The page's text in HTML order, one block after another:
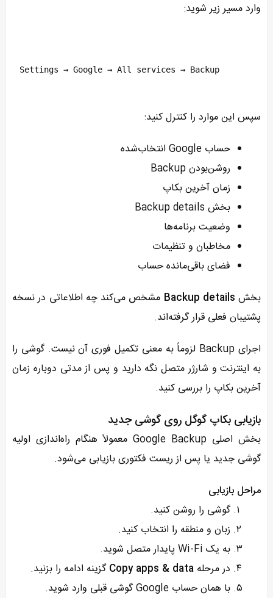
وارد مسیر زیر شوید:
Settings → Google → All services → Backup
سپس این موارد را کنترل کنید:
حساب Google انتخاب‌شده
روشن‌بودن Backup
زمان آخرین بکاپ
بخش Backup details
وضعیت برنامه‌ها
مخاطبان و تنظیمات
فضای باقی‌مانده حساب
بخش Backup details مشخص می‌کند چه اطلاعاتی در نسخه
پشتیبان فعلی قرار گرفته‌اند.
اجرای Backup لزوماً به معنی تکمیل فوری آن نیست. گوشی را
به اینترنت و شارژر متصل نگه دارید و پس از مدتی دوباره زمان
آخرین بکاپ را بررسی کنید.
بازیابی بکاپ گوگل روی گوشی جدید
بخش اصلی Google Backup معمولاً هنگام راه‌اندازی اولیه
گوشی جدید یا پس از ریست فکتوری بازیابی می‌شود.
مراحل بازیابی
گوشی را روشن کنید.
زبان و منطقه را انتخاب کنید.
به یک Wi-Fi پایدار متصل شوید.
در مرحله Copy apps & dataگزینه ادامه را بزنید.
با همان حساب Google گوشی قبلی وارد شوید.